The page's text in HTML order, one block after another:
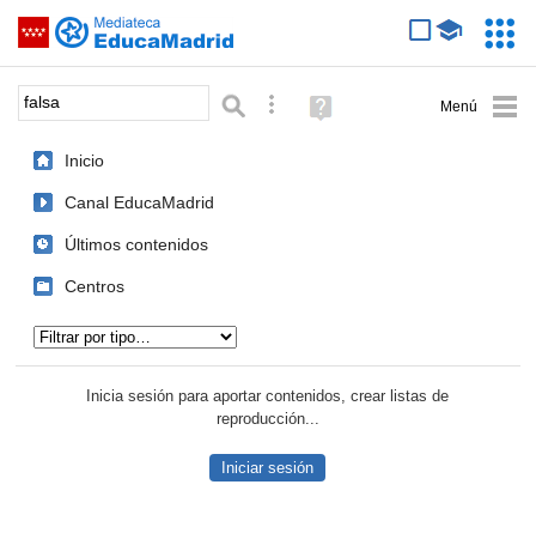
Saltar navegación
Palabra o frase: Búsqueda avanzada
Ayuda
(en
Inicio
Canal EducaMadrid
Últimos contenidos
Centros
Inicia sesión para aportar contenidos, crear listas de
reproducción...
Iniciar sesión